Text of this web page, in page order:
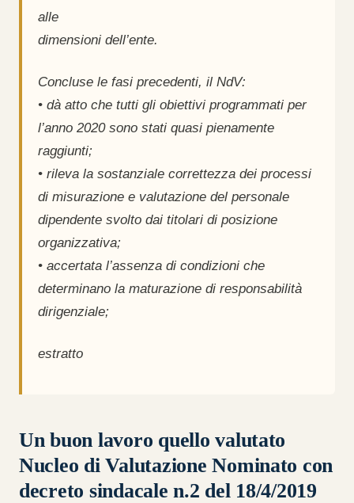
alle
dimensioni dell’ente.
Concluse le fasi precedenti, il NdV:
• dà atto che tutti gli obiettivi programmati per
l’anno 2020 sono stati quasi pienamente
raggiunti;
• rileva la sostanziale correttezza dei processi
di misurazione e valutazione del personale
dipendente svolto dai titolari di posizione
organizzativa;
• accertata l’assenza di condizioni che
determinano la maturazione di responsabilità
dirigenziale;
estratto
Un buon lavoro quello valutato
Nucleo di Valutazione Nominato con
decreto sindacale n.2 del 18/4/2019